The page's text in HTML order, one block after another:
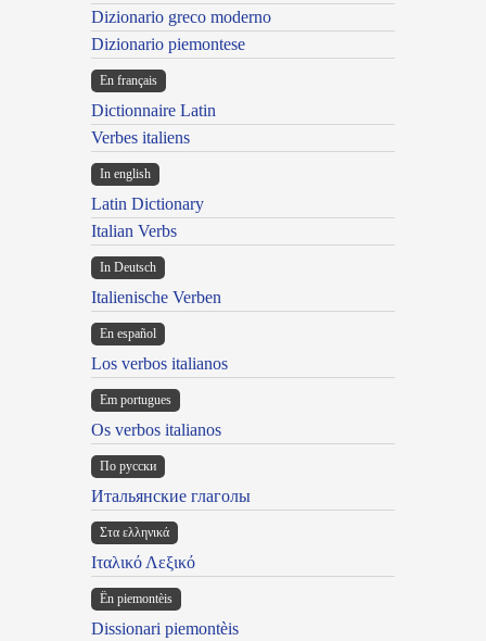
Dizionario greco moderno
Dizionario piemontese
En français
Dictionnaire Latin
Verbes italiens
In english
Latin Dictionary
Italian Verbs
In Deutsch
Italienische Verben
En español
Los verbos italianos
Em portugues
Os verbos italianos
По русски
Итальянские глаголы
Στα ελληνικά
Ιταλικό Λεξικό
Ën piemontèis
Dissionari piemontèis